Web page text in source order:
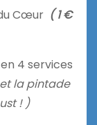
Cœur ( 1 €
4 services
la pintade
! )